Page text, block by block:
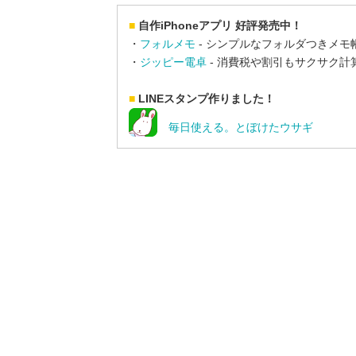
■ 自作iPhoneアプリ 好評発売中！
・ フォルメモ - シンプルなフォルダつきメモ
・ ジッピー電卓 - 消費税や割引もサクサク計
■ LINEスタンプ作りました！
毎日使える。とぼけたウサギ